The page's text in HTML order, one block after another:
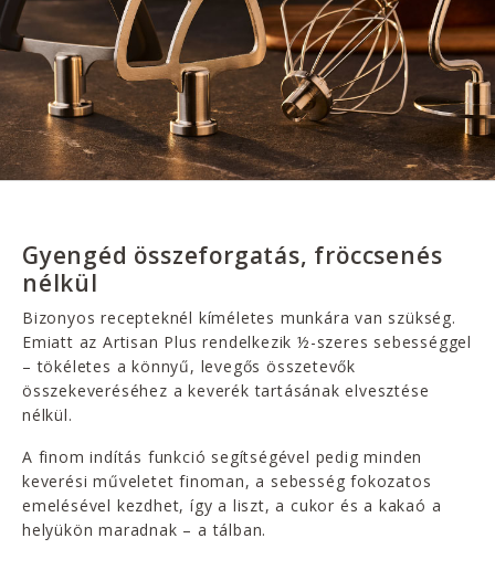
Gyengéd összeforgatás, fröccsenés
nélkül
Bizonyos recepteknél kíméletes munkára van szükség.
Emiatt az Artisan Plus rendelkezik ½-szeres sebességgel
– tökéletes a könnyű, levegős összetevők
összekeveréséhez a keverék tartásának elvesztése
nélkül.
A finom indítás funkció segítségével pedig minden
keverési műveletet finoman, a sebesség fokozatos
emelésével kezdhet, így a liszt, a cukor és a kakaó a
helyükön maradnak – a tálban.